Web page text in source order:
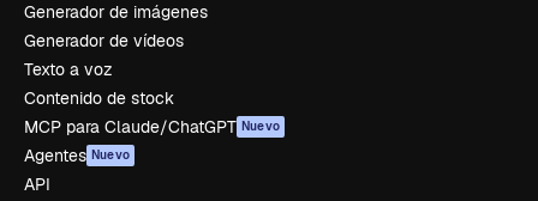
Generador de imágenes
Generador de vídeos
Texto a voz
Contenido de stock
MCP para Claude/ChatGPT Nuevo
Agentes Nuevo
API